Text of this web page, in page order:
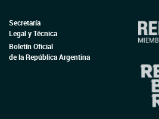
Secretaría
Legal y Técnica
Boletín Oficial
de la República Argentina